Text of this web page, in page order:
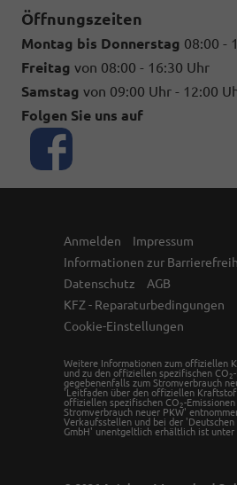
Öffnungszeiten
Montag bis Donnerstag 08:00 -
Freitag von 08:00 - 16:30 Uhr
Samstag von 09:00 Uhr - 12:00
Folgen Sie uns auf
Anmelden
Impressum
Informationen zur
Datenschutz
AGB
KFZ - Reparaturbedingungen
Cookie-Einstellungen
Weitere Informationen zum offiziellen
und zu den offiziellen spezifischen CO 2
gegebenenfalls zum Stromverbrauch
'Leitfaden über den offiziellen
offiziellen spezifischen CO 2-
Stromverbrauch neuer PKW'
Verkaufsstellen und bei der 'Deutschen
GmbH' unentgeltlich erhältlich ist unter